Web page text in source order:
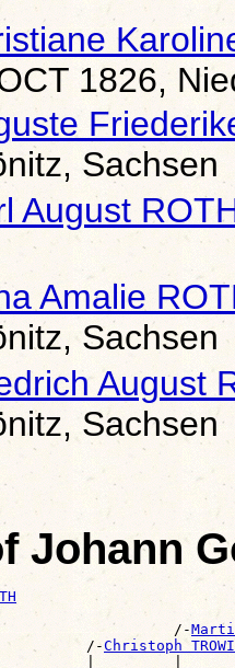
1826,
Sachsen
August
Amalie
Sachsen
August
Sachsen
Johann
/-
/-
Christoph